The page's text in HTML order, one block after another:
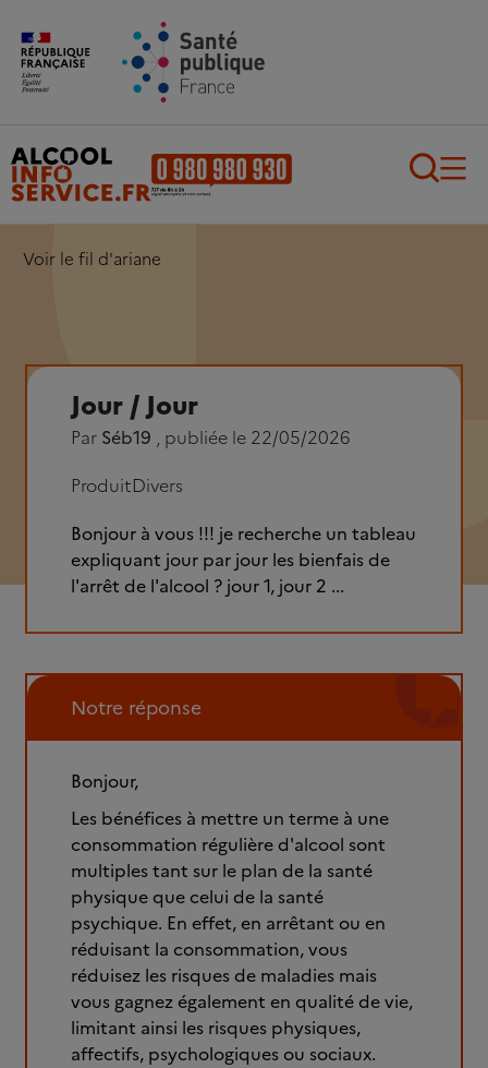
Aller au contenu principal
Voir le fil d'ariane
Jour / Jour
Par Séb19 , publiée le 22/05/2026
ProduitDivers
Bonjour à vous !!! je recherche un tableau
expliquant jour par jour les bienfais de
l'arrêt de l'alcool ? jour 1, jour 2 ...
Notre réponse
Bonjour,
Les bénéfices à mettre un terme à une
consommation régulière d'alcool sont
multiples tant sur le plan de la santé
physique que celui de la santé
psychique. En effet, en arrêtant ou en
réduisant la consommation, vous
réduisez les risques de maladies mais
vous gagnez également en qualité de vie,
limitant ainsi les risques physiques,
affectifs, psychologiques ou sociaux.